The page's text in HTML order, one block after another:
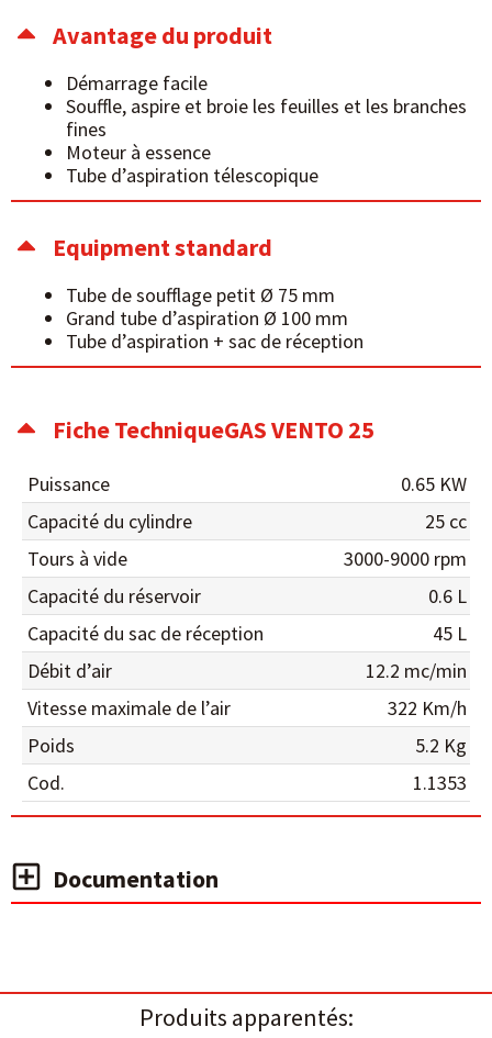
Avantage du produit
Démarrage facile
Souffle, aspire et broie les feuilles et les branches
fines
Moteur à essence
Tube d’aspiration télescopique
Equipment standard
Tube de soufflage petit Ø 75 mm
Grand tube d’aspiration Ø 100 mm
Tube d’aspiration + sac de réception
Fiche TechniqueGAS VENTO 25
Puissance
0.65 KW
Capacité du cylindre
25 cc
Tours à vide
3000-9000 rpm
Capacité du réservoir
0.6 L
Capacité du sac de réception
45 L
Débit d’air
12.2 mc/min
Vitesse maximale de l’air
322 Km/h
Poids
5.2 Kg
Cod.
1.1353
Documentation
Produits apparentés: